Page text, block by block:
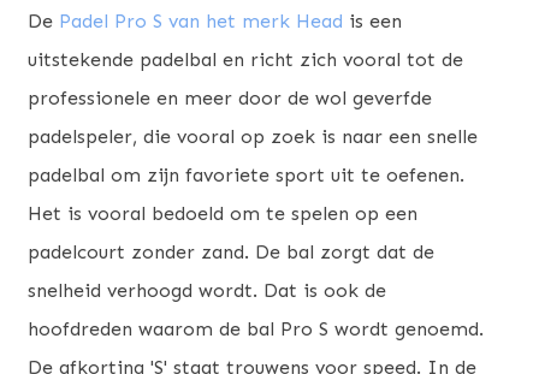
De Padel Pro S van het merk Head is een
uitstekende padelbal en richt zich vooral tot de
professionele en meer door de wol geverfde
padelspeler, die vooral op zoek is naar een snelle
padelbal om zijn favoriete sport uit te oefenen.
Het is vooral bedoeld om te spelen op een
padelcourt zonder zand. De bal zorgt dat de
snelheid verhoogd wordt. Dat is ook de
hoofdreden waarom de bal Pro S wordt genoemd.
De afkorting 'S' staat trouwens voor speed. In de